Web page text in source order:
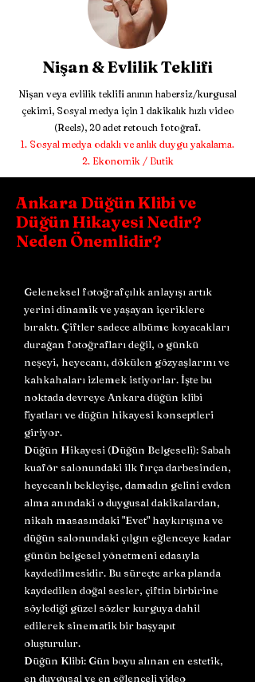
Nişan & Evlilik Teklifi
Nişan veya evlilik teklifi anının habersiz/kurgusal
çekimi, Sosyal medya için 1 dakikalık hızlı video
(Reels), 20 adet retouch fotoğraf.
Sosyal medya odaklı ve anlık duygu yakalama.
Ekonomik / Butik
Ankara Düğün Klibi ve
Düğün Hikayesi Nedir?
Neden Önemlidir?
Geleneksel fotoğrafçılık anlayışı artık
yerini dinamik ve yaşayan içeriklere
bıraktı. Çiftler sadece albüme koyacakları
durağan fotoğrafları değil, o günkü
neşeyi, heyecanı, dökülen gözyaşlarını ve
kahkahaları izlemek istiyorlar. İşte bu
noktada devreye Ankara düğün klibi
fiyatları ve düğün hikayesi konseptleri
giriyor.
Düğün Hikayesi (Düğün Belgeseli): Sabah
kuaför salonundaki ilk fırça darbesinden,
heyecanlı bekleyişe, damadın gelini evden
alma anındaki o duygusal dakikalardan,
nikah masasındaki "Evet" haykırışına ve
düğün salonundaki çılgın eğlenceye kadar
günün belgesel yönetmeni edasıyla
kaydedilmesidir. Bu süreçte arka planda
kaydedilen doğal sesler, çiftin birbirine
söylediği güzel sözler kurguya dahil
edilerek sinematik bir başyapıt
oluşturulur.
Düğün Klibi: Gün boyu alınan en estetik,
en duygusal ve en eğlenceli video